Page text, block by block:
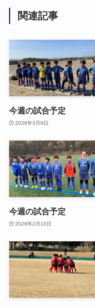
関連記事
今週の試合予定
2026年3月6日
今週の試合予定
2026年2月10日